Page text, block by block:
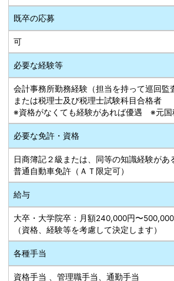
既卒の応募
可
必要な経験等
会計事務所勤務経験（担当を持って巡回監
または税理士及び税理士試験科目合格者
※資格がなくても経験があれば優遇 ※元国
必要な免許・資格
日商簿記２級または、同等の知識経験があ
普通自動車免許（ＡＴ限定可）
給与
大卒・大学院卒：月額240,000円〜
（資格、経験等を考慮して決定します）
各種手当
資格手当 、管理職手当、通勤手当